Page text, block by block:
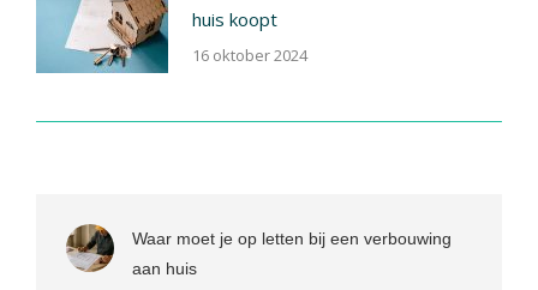
huis koopt
16 oktober 2024
Waar moet je op letten bij een verbouwing
aan huis